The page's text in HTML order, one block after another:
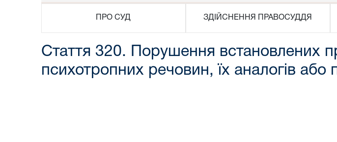
ПРО СУД ЗДІЙСНЕННЯ ПРАВОСУДДЯ
Стаття 320. Порушення встановлених
психотропних речовин, їх аналогів або